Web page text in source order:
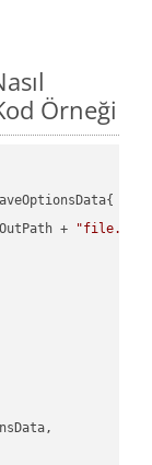
Örneği
+